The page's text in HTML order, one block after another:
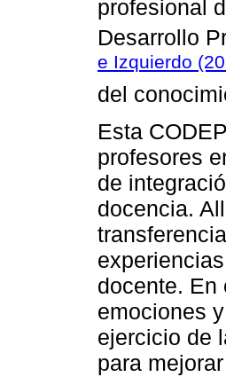
profesional
Desarrollo
e Izquierdo
del
Esta
profesores
de
docencia.
docente. En
emociones
ejercicio de
para